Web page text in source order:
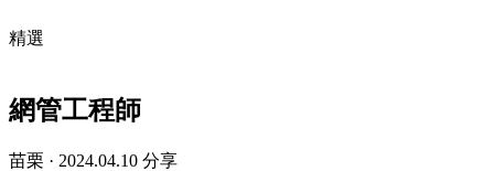
精選
網管工程師
苗栗 · 2024.04.10 分享